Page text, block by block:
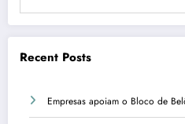
Recent Posts
Empresas apoiam o Bloco de